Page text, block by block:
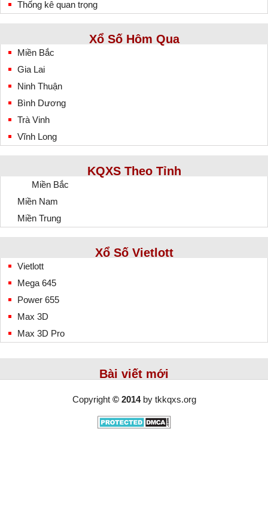
Thống kê quan trọng
Xổ Số Hôm Qua
Miền Bắc
Gia Lai
Ninh Thuận
Bình Dương
Trà Vinh
Vĩnh Long
KQXS Theo Tỉnh
Miền Bắc
Miền Nam
Miền Trung
Xổ Số Vietlott
Vietlott
Mega 645
Power 655
Max 3D
Max 3D Pro
Bài viết mới
Copyright © 2014by tkkqxs.org